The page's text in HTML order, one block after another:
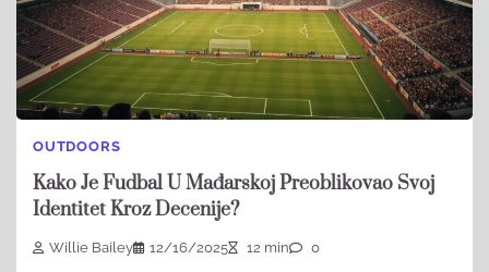
OUTDOORS
Kako Je Fudbal U Mađarskoj Preoblikovao Svoj
Identitet Kroz Decenije?
Willie Bailey 12/16/2025 12 min 0